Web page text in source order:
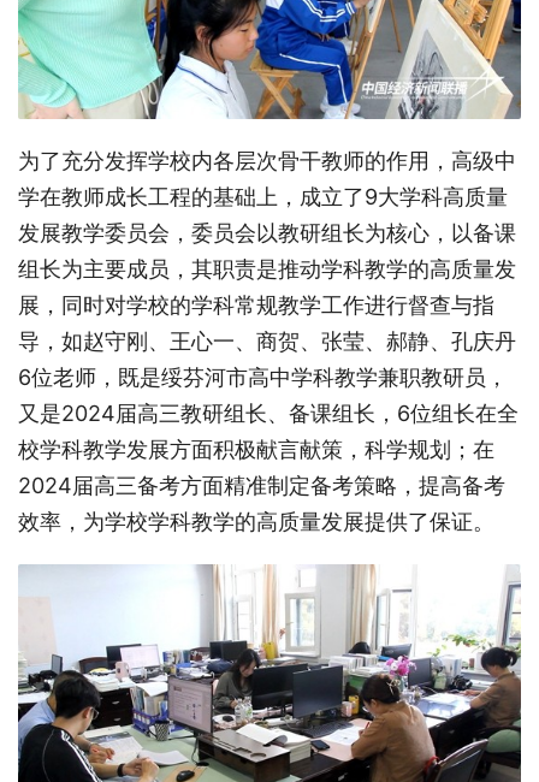
为了充分发挥学校内各层次骨干教师的作用，高级中
学在教师成长工程的基础上，成立了9大学科高质量
发展教学委员会，委员会以教研组长为核心，以备课
组长为主要成员，其职责是推动学科教学的高质量发
展，同时对学校的学科常规教学工作进行督查与指
导，如赵守刚、王心一、商贺、张莹、郝静、孔庆丹
6位老师，既是绥芬河市高中学科教学兼职教研员，
又是2024届高三教研组长、备课组长，6位组长在全
校学科教学发展方面积极献言献策，科学规划；在
2024届高三备考方面精准制定备考策略，提高备考
效率，为学校学科教学的高质量发展提供了保证。